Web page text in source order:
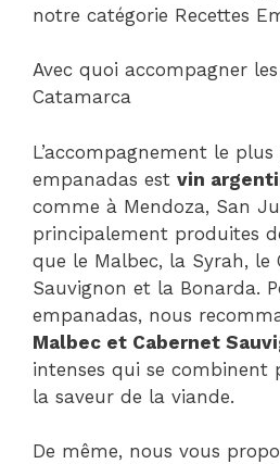
notre catégorie Recettes
Avec quoi accompagner
Catamarca
L’accompagnement le
empanadas est vin
comme à Mendoza, San
principalement produites
que le Malbec, la Syrah, le
Sauvignon et la Bonarda.
empanadas, nous
Malbec et Cabernet
intenses qui se combinent
la saveur de la viande.
De même, nous vous